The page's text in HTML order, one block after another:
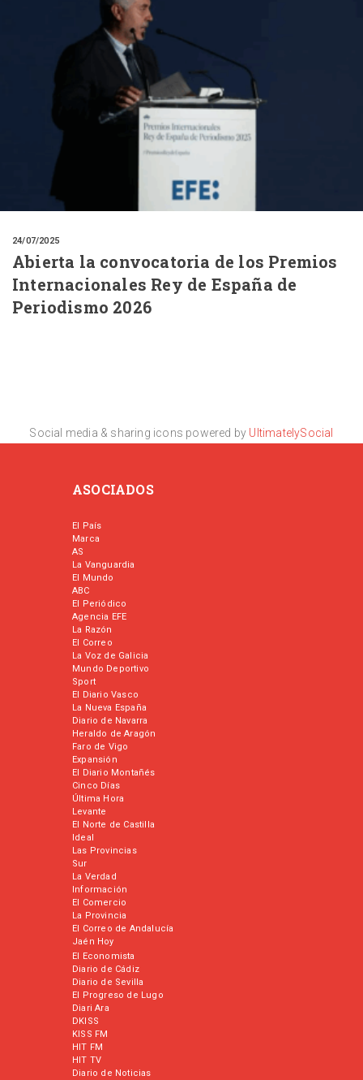
24/07/2025
Abierta la convocatoria de los Premios
Internacionales Rey de España de
Periodismo 2026
Social media & sharing icons powered by UltimatelySocial
ASOCIADOS
El País
Marca
AS
La Vanguardia
El Mundo
ABC
El Periódico
Agencia EFE
La Razón
El Correo
La Voz de Galicia
Mundo Deportivo
Sport
El Diario Vasco
La Nueva España
Diario de Navarra
Heraldo de Aragón
Faro de Vigo
Expansión
El Diario Montañés
Cinco Días
Última Hora
Levante
El Norte de Castilla
Ideal
Las Provincias
Sur
La Verdad
Información
El Comercio
La Provincia
El Correo de Andalucía
Jaén Hoy
El Economista
Diario de Cádiz
Diario de Sevilla
El Progreso de Lugo
Diari Ara
DKISS
KISS FM
HIT FM
HIT TV
Diario de Noticias